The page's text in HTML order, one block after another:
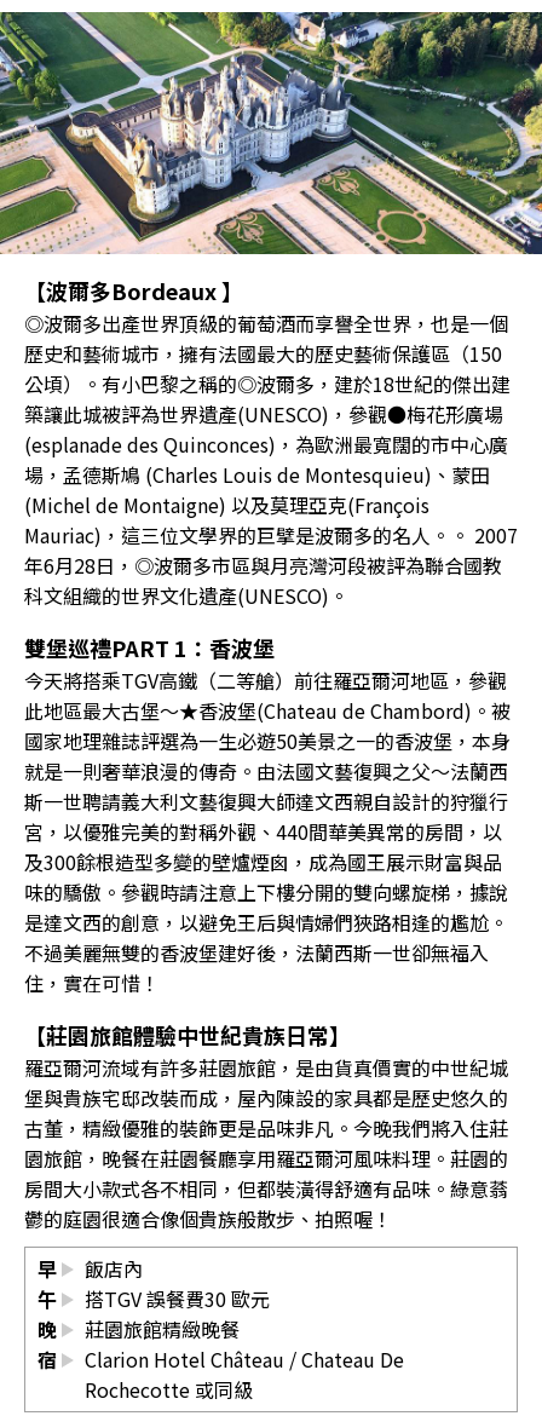
【波爾多Bordeaux 】
◎波爾多出產世界頂級的葡萄酒而享譽全世界，也是一個
歷史和藝術城市，擁有法國最大的歷史藝術保護區（150
公頃）。有小巴黎之稱的◎波爾多，建於18世紀的傑出建
築讓此城被評為世界遺產(UNESCO)，參觀●梅花形廣場
(esplanade des Quinconces)，為歐洲最寬闊的市中心廣
場，孟德斯鳩 (Charles Louis de Montesquieu)、蒙田
(Michel de Montaigne) 以及莫理亞克(François
Mauriac)，這三位文學界的巨擘是波爾多的名人。。 2007
年6月28日，◎波爾多市區與月亮灣河段被評為聯合國教
科文組織的世界文化遺產(UNESCO)。
雙堡巡禮PART 1：香波堡
今天將搭乘TGV高鐵（二等艙）前往羅亞爾河地區，參觀
此地區最大古堡～★香波堡(Chateau de Chambord)。被
國家地理雜誌評選為一生必遊50美景之一的香波堡，本身
就是一則奢華浪漫的傳奇。由法國文藝復興之父～法蘭西
斯一世聘請義大利文藝復興大師達文西親自設計的狩獵行
宮，以優雅完美的對稱外觀、440間華美異常的房間，以
及300餘根造型多變的壁爐煙囪，成為國王展示財富與品
味的驕傲。參觀時請注意上下樓分開的雙向螺旋梯，據說
是達文西的創意，以避免王后與情婦們狹路相逢的尷尬。
不過美麗無雙的香波堡建好後，法蘭西斯一世卻無福入
住，實在可惜！
【莊園旅館體驗中世紀貴族日常】
羅亞爾河流域有許多莊園旅館，是由貨真價實的中世紀城
堡與貴族宅邸改裝而成，屋內陳設的家具都是歷史悠久的
古董，精緻優雅的裝飾更是品味非凡。今晚我們將入住莊
園旅館，晚餐在莊園餐廳享用羅亞爾河風味料理。莊園的
房間大小款式各不相同，但都裝潢得舒適有品味。綠意蓊
鬱的庭園很適合像個貴族般散步、拍照喔！
早
飯店內
午
搭TGV 誤餐費30 歐元
晚
莊園旅館精緻晚餐
宿
Clarion Hotel Château /Chateau De
Rochecotte 或同級